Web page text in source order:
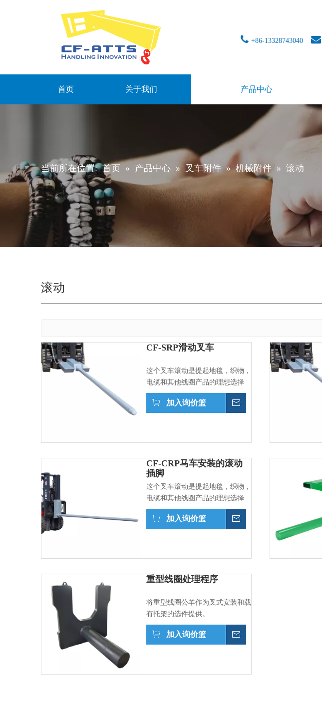
 +86-13328743040 
首页 关于我们 产品中心
当前所在位置: 首页 » 产品中心 » 叉车附件 » 机械附件 » 滚动
滚动
CF-SRP滑动叉车
这个叉车滚动是提起地毯，织物，
电缆和其他线圈产品的理想选择
加入询价篮
CF-CRP马车安装的滚动
插脚
这个叉车滚动是提起地毯，织物，
电缆和其他线圈产品的理想选择
加入询价篮
重型线圈处理程序
将重型线圈公羊作为叉式安装和载
有托架的选件提供。
加入询价篮